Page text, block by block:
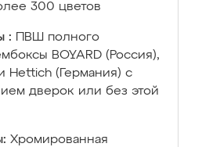
300 цветов
:
ПВШ полного
BOYARD (Россия),
Hettich (Германия) с
дверок или без этой
Хромированная